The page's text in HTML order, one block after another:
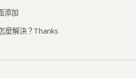
添加
麼解決？Thanks